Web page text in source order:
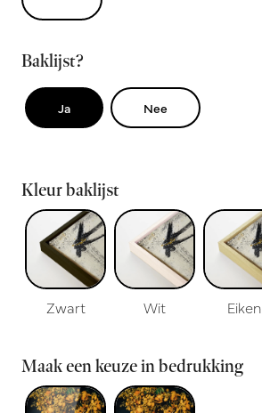
Baklijst?
Ja Nee
Kleur baklijst
Zwart Wit Eiken
Maak een keuze in bedrukking